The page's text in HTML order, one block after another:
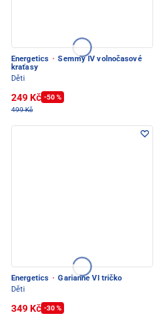
Energetics · Semmy IV volnočasové
kraťasy
Děti
249 Kč -50 %
499 Kč
Energetics · Garianne VI tričko
Děti
349 Kč -30 %